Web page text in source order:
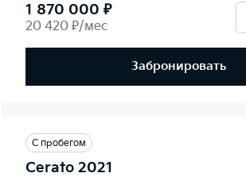
1 870 000 ₽
20 420 ₽/мес
Забронировать
С пробегом
Cerato 2021